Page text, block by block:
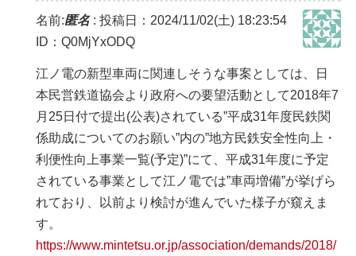
名前:匿名: 投稿日：2024/11/02(土) 18:23:54
ID：Q0MjYxODQ
江ノ電の新型車両に関連しそうな事案としては、日
本民営鉄道協会より政府への要望活動として2018年7
月25日付で提出(公表)されている”平成31年度民鉄関
係助成についてのお願い”内の”地方民鉄安全性向上・
利便性向上事業一覧(予定)”にて、平成31年度に予定
されている事業として江ノ電では”車両増備”が挙げら
れており、以前より検討が進んでいた様子が窺えま
す。
https://www.mintetsu.or.jp/association/demands/2018/